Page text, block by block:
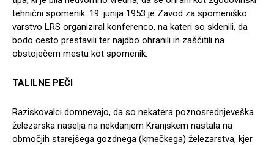
tehnični spomenik. 19. junija 1953 je Zavod za spomeniško
varstvo LRS organiziral konferenco, na kateri so sklenili, da
bodo cesto prestavili ter najdbo ohranili in zaščitili na
obstoječem mestu kot spomenik.
TALILNE PEČI
Raziskovalci domnevajo, da so nekatera poznosrednjeveška
železarska naselja na nekdanjem Kranjskem nastala na
območjih starejšega gozdnega (kmečkega) železarstva, kjer